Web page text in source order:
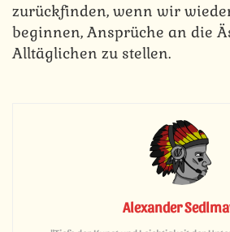
zurückfinden, wenn wir
beginnen, Ansprüche an die
Alltäglichen zu stellen.
Alexander